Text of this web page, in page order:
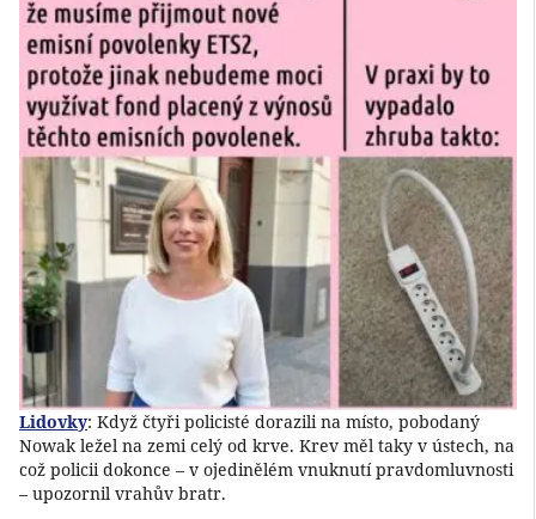
Lidovky: Když čtyři policisté dorazili na místo, pobodaný
Nowak ležel na zemi celý od krve. Krev měl taky v ústech, na
což policii dokonce – v ojedinělém vnuknutí pravdomluvnosti
– upozornil vrahův bratr.